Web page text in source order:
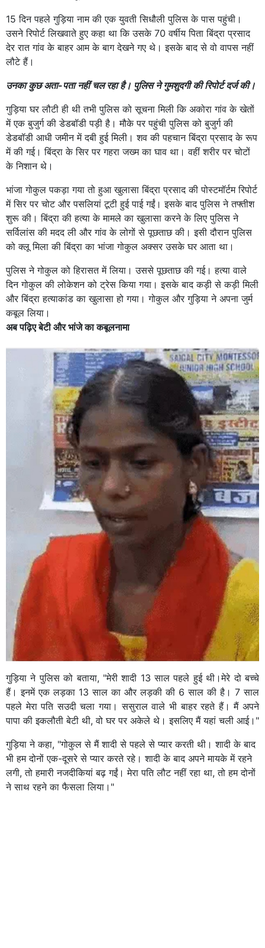
15 दिन पहले गुड़िया नाम की एक युवती सिधौली पुलिस के पास पहुंची।
उसने रिपोर्ट लिखवाते हुए कहा था कि उसके 70 वर्षीय पिता बिंद्रा प्रसाद
देर रात गांव के बाहर आम के बाग देखने गए थे। इसके बाद से वो वापस नहीं
लौटे हैं।
उनका कुछ अता-पता नहीं चल रहा है। पुलिस ने गुमशुदगी की रिपोर्ट दर्ज की।
गुड़िया घर लौटी ही थी तभी पुलिस को सूचना मिली कि अकोरा गांव के खेतों
में एक बुजुर्ग की डेडबॉडी पड़ी है। मौके पर पहुंची पुलिस को बुजुर्ग की
डेडबॉडी आधी जमीन में दबी हुई मिली। शव की पहचान बिंद्रा प्रसाद के रूप
में की गई। बिंद्रा के सिर पर गहरा जख्म का घाव था। वहीं शरीर पर चोटों
के निशान थे।
भांजा गोकुल पकड़ा गया तो हुआ खुलासा बिंद्रा प्रसाद की पोस्टमॉर्टम रिपोर्ट
में सिर पर चोट और पसलियां टूटी हुई पाई गईं। इसके बाद पुलिस ने तफ्तीश
शुरू की। बिंद्रा की हत्या के मामले का खुलासा करने के लिए पुलिस ने
सर्विलांस की मदद ली और गांव के लोगों से पूछताछ की। इसी दौरान पुलिस
को क्लू मिला की बिंद्रा का भांजा गोकुल अक्सर उसके घर आता था।
पुलिस ने गोकुल को हिरासत में लिया। उससे पूछताछ की गई। हत्या वाले
दिन गोकुल की लोकेशन को ट्रेस किया गया। इसके बाद कड़ी से कड़ी मिली
और बिंद्रा हत्याकांड का खुलासा हो गया। गोकुल और गुड़िया ने अपना जुर्म
कबूल लिया।
अब पढ़िए बेटी और भांजे का कबूलनामा
गुड़िया ने पुलिस को बताया, "मेरी शादी 13 साल पहले हुई थी।मेरे दो बच्चे
हैं। इनमें एक लड़का 13 साल का और लड़की की 6 साल की है। 7 साल
पहले मेरा पति सउदी चला गया। ससुराल वाले भी बाहर रहते हैं। मैं अपने
पापा की इकलौती बेटी थी, वो घर पर अकेले थे। इसलिए मैं यहां चली आई।"
गुड़िया ने कहा, "गोकुल से मैं शादी से पहले से प्यार करती थी। शादी के बाद
भी हम दोनों एक-दूसरे से प्यार करते रहे। शादी के बाद अपने मायके में रहने
लगी, तो हमारी नजदीकियां बढ़ गईं। मेरा पति लौट नहीं रहा था, तो हम दोनों
ने साथ रहने का फैसला लिया।"